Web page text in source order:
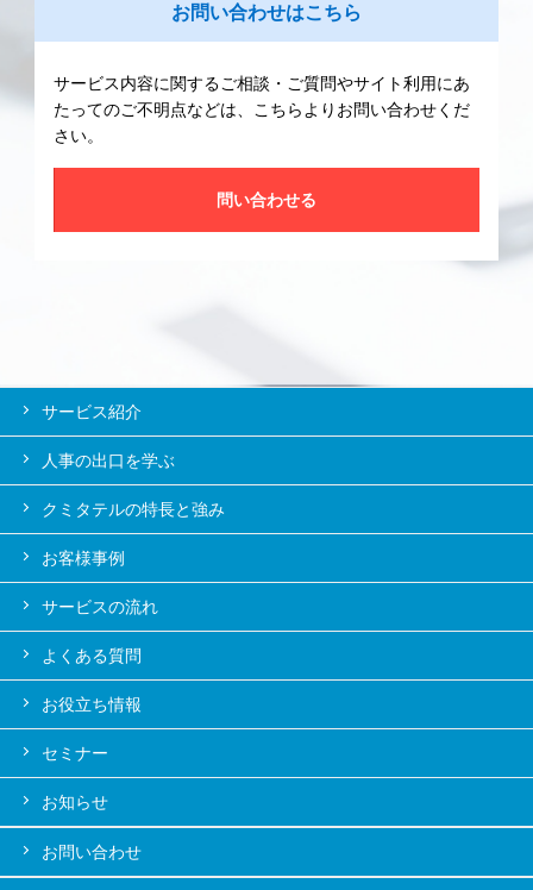
お問い合わせはこちら
サービス内容に関するご相談・ご質問やサイト利用にあ
たってのご不明点などは、こちらよりお問い合わせくだ
さい。
問い合わせる
サービス紹介
人事の出口を学ぶ
クミタテルの特長と強み
お客様事例
サービスの流れ
よくある質問
お役立ち情報
セミナー
お知らせ
お問い合わせ